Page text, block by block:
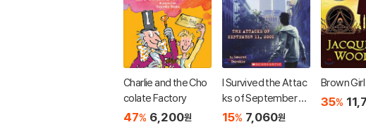
Charlie and the Cho
colate Factory
47% 6,200원
I Survived the Attac
ks of September 11t
h, 2001 (I Survived #
15% 7,060원
Brown
35%